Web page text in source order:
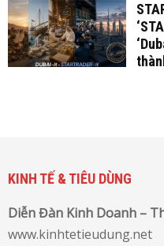
KINH TẾ & TIÊU DÙNG
Diễn Đàn Kinh Doanh –
www.kinhtetieudung.net